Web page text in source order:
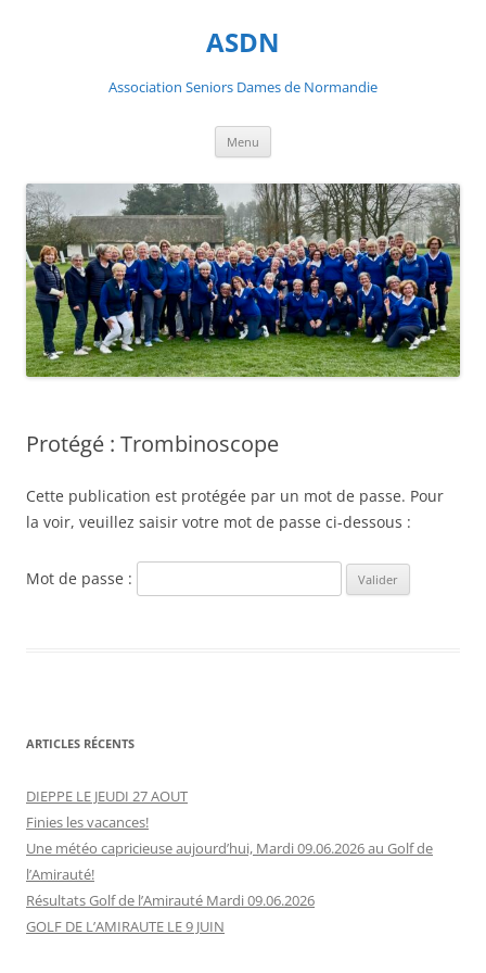
ASDN
Association Seniors Dames de Normandie
Menu
Protégé : Trombinoscope
Cette publication est protégée par un mot de passe. Pour
la voir, veuillez saisir votre mot de passe ci-dessous :
Mot de passe :
ARTICLES RÉCENTS
DIEPPE LE JEUDI 27 AOUT
Finies les vacances!
Une météo capricieuse aujourd’hui, Mardi 09.06.2026 au Golf de
l’Amirauté!
Résultats Golf de l’Amirauté Mardi 09.06.2026
GOLF DE L’AMIRAUTE LE 9 JUIN